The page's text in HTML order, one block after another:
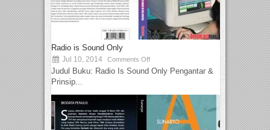
Radio is Sound Only
Jul 10, 2014 Comments Off
Judul Buku: Radio Is Sound Only Pengantar &
Prinsip...